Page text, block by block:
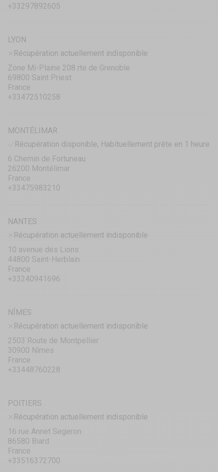
+33297892605
LYON
Récupération actuellement indisponible
Zone Mi-Plaine 208 rte de Grenoble
69800 Saint Priest
France
+33472510258
MONTÉLIMAR
Récupération disponible, Habituellement prête en 1 heure
6 Chemin de Fortuneau
26200 Montélimar
France
+33475983210
NANTES
Récupération actuellement indisponible
10 avenue des Lions
44800 Saint-Herblain
France
+33240941696
NÎMES
Récupération actuellement indisponible
2503 Route de Montpellier
30900 Nîmes
France
+33448760228
POITIERS
Récupération actuellement indisponible
16 rue Annet Segeron
86580 Biard
France
+33516372700